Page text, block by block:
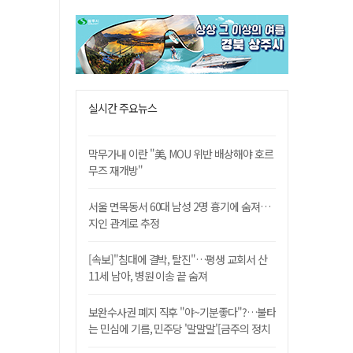
실시간 주요뉴스
막무가내 이란 "美, MOU 위반 배상해야 호르
무즈 재개방"
서울 면목동서 60대 남성 2명 흉기에 숨져…
지인 관계로 추정
[속보]"침대에 결박, 탈진"…평생 교회서 산
11세 남아, 병원 이송 끝 숨져
보완수사권 폐지 직후 "야~기분좋다"?…불타
는 민심에 기름, 민주당 '말말말'[금주의 정치